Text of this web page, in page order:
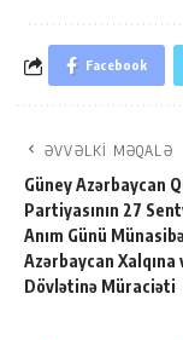
Facebook
ƏVVƏLKI MƏQALƏ
Güney Azərbaycan
Partiyasının 27
Anım Günü
Azərbaycan Xalqına
Dövlətinə Müraciəti